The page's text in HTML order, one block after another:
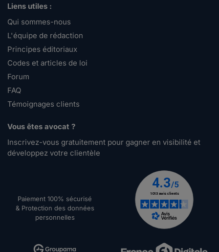
Liens utiles :
Qui sommes-nous
L'équipe de rédaction
Principes éditoriaux
Codes et articles de loi
Forum
FAQ
Témoignages clients
Vous êtes avocat ?
Inscrivez-vous gratuitement pour gagner en visibilité et
développez votre clientèle
Paiement 100% sécurisé
& Protection des données
personnelles